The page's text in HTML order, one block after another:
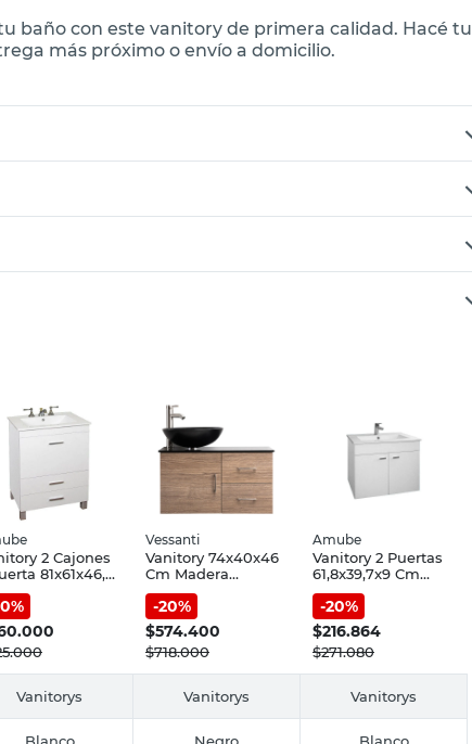
baño con este vanitory de primera calidad. Hacé tu
más próximo o envío a domicilio.
2 Cajones
81x61x46,7
Aglomerado
Amube
%
Vessanti
Vanitory 74x40x46
Cm Madera
Natural y Negro
Milán Vessanti
-20%
$574.400
$718.000
Amube
Vanitory 2 Puertas
61,8x39,7x9 Cm
Loza Blanco Niza
Amube
-20%
$216.864
$271.080
Vanitorys Vanitorys Vanitorys
Blanco Negro Blanco